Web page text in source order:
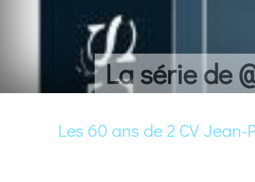
La série de
Les 60 ans de 2 CV